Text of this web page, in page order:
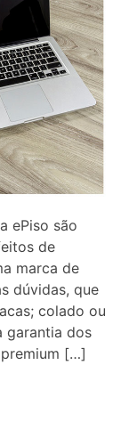
ePiso são
de
marca de
dúvidas, que
colado ou
garantia dos
[…]